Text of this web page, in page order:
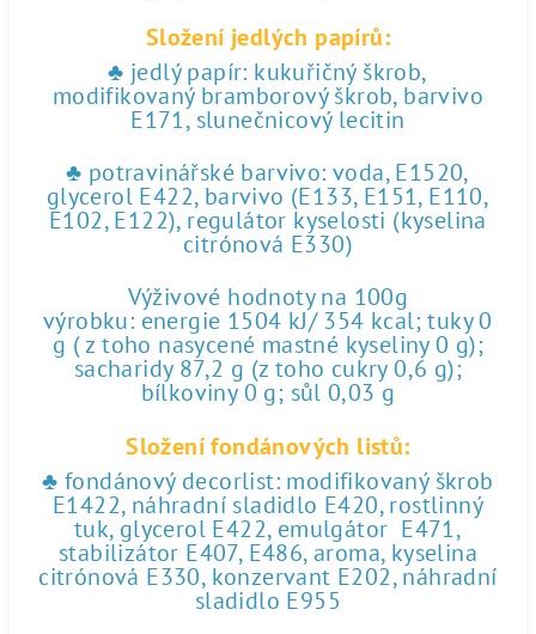
Složení jedlých papírů:
♣ jedlý papír: kukuřičný škrob,
modifikovaný bramborový škrob, barvivo
E171, slunečnicový lecitin
♣ potravinářské barvivo: voda, E1520,
glycerol E422, barvivo (E133, E151, E110,
E102, E122), regulátor kyselosti (kyselina
citrónová E330)
Výživové hodnoty na 100g
výrobku: energie 1504 kJ/ 354 kcal; tuky 0
g ( z toho nasycené mastné kyseliny 0 g);
sacharidy 87,2 g (z toho cukry 0,6 g);
bílkoviny 0 g; sůl 0,03 g
Složení fondánových listů:
♣ fondánový decorlist: modifikovaný škrob
E1422, náhradní sladidlo E420, rostlinný
tuk, glycerol E422, emulgátor E471,
stabilizátor E407, E486, aroma, kyselina
citrónová E330, konzervant E202, náhradní
sladidlo E955